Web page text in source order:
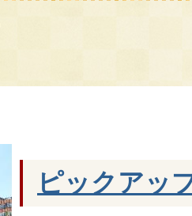
ピックアッ